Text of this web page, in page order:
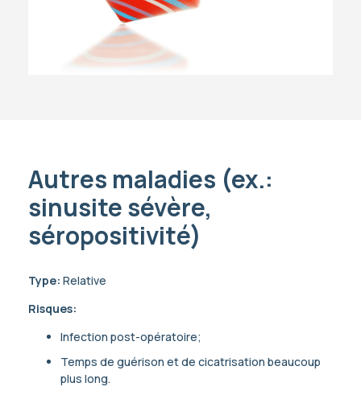
Autres maladies (ex.:
sinusite sévère,
séropositivité)
Type: Relative
Risques:
Infection post-opératoire;
Temps de guérison et de cicatrisation beaucoup
plus long.